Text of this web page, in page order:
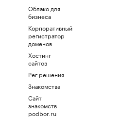
Облако для
бизнеса
Корпоративный
регистратор
доменов
Хостинг
сайтов
Рег.решения
Знакомства
Сайт
знакомств
podbor.ru